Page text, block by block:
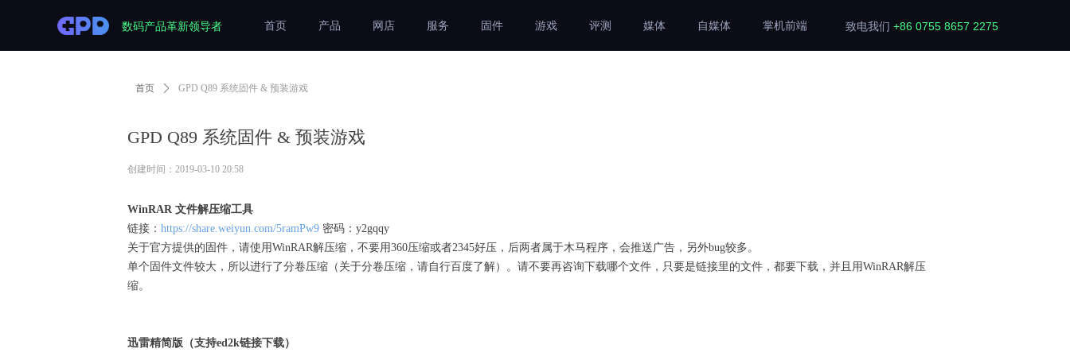
首页 产品 网店 服务 固件 游戏 评测 媒体 自媒体 掌机前端
数码产品革新领导者 致电我们 +86 0755 8657 2275
GPD Q89 系统固件 & 预装游戏
WinRAR 文件解压缩工具
链接： https://share.weiyun.com/5ramPw9 密码：y2gqqy
关于官方提供的固件，请使用WinRAR解压缩，不要用360压缩或者2345好压，后两者属于木马程序，会推送广告，另外bug较多。
单个固件文件较大，所以进行了分卷压缩（关于分卷压缩，请自行百度了解）。请不要再咨询下载哪个文件，只要是链接里的文件，都要下载，并且用WinRAR解压
缩。
迅雷精简版（支持ed2k链接下载）
首页 ꄲ GPD Q89 系统固件 & 预装游戏
创建时间： 2019-03-10 20:58